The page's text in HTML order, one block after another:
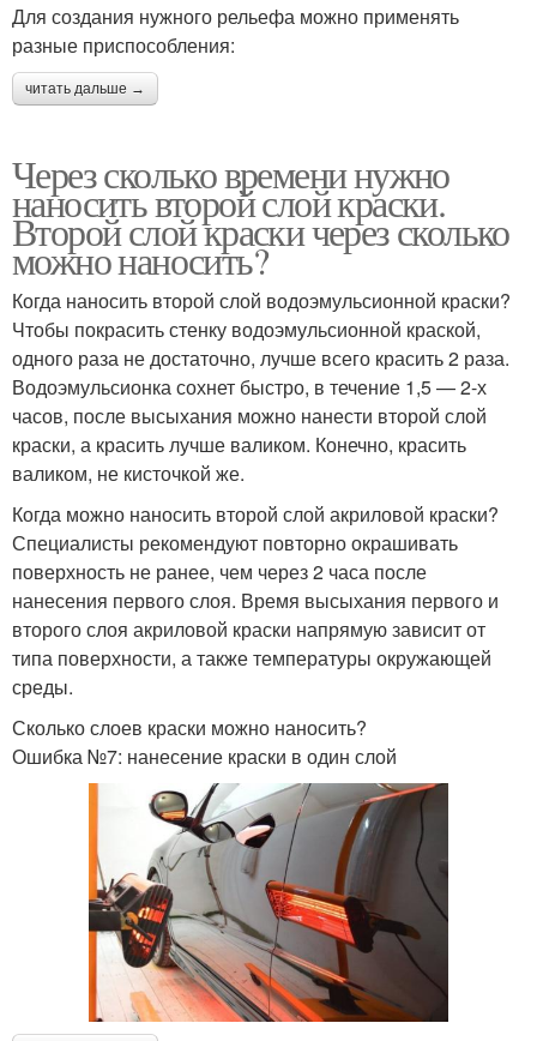
Для создания нужного рельефа можно применять
разные приспособления:
читать дальше →
Через сколько времени нужно
наносить второй слой краски.
Второй слой краски через сколько
можно наносить?
Когда наносить второй слой водоэмульсионной краски?
Чтобы покрасить стенку водоэмульсионной краской,
одного раза не достаточно, лучше всего красить 2 раза.
Водоэмульсионка сохнет быстро, в течение 1,5 — 2-х
часов, после высыхания можно нанести второй слой
краски, а красить лучше валиком. Конечно, красить
валиком, не кисточкой же.
Когда можно наносить второй слой акриловой краски?
Специалисты рекомендуют повторно окрашивать
поверхность не ранее, чем через 2 часа после
нанесения первого слоя. Время высыхания первого и
второго слоя акриловой краски напрямую зависит от
типа поверхности, а также температуры окружающей
среды.
Сколько слоев краски можно наносить?
Ошибка №7: нанесение краски в один слой